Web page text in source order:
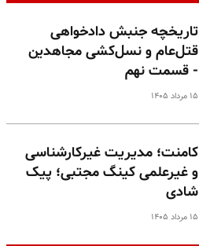
تاریخچه جنبش دادخواهی
قتل‌عام و نسل‌کشی مجاهدین
- قسمت نهم
۱۵ مرداد ۱۴۰۵
کامنت؛ مدیریت غیرکارشناسی
و غیرعلمی کینگ مجتبی؛ پیک
شادی
۱۵ مرداد ۱۴۰۵